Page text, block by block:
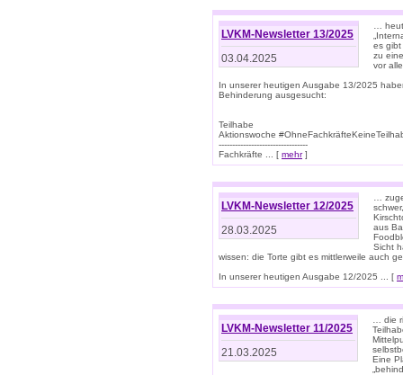
LVKM-Newsletter 13/2025
03.04.2025
…
es gibt
zu
vor
In unserer heutigen Ausgabe 13/2025
Behinderung ausgesucht:
Teilhabe
Aktionswoche
---------------------------------
Fachkräfte ... [ mehr]
LVKM-Newsletter 12/2025
28.03.2025
…
aus
Sicht
wissen: die Torte gibt es mittlerweile auch
In unserer heutigen Ausgabe 12/2025 ... [
LVKM-Newsletter 11/2025
21.03.2025
… die
Eine